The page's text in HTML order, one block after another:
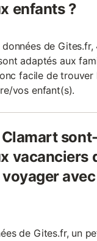
enfants ?
de Gites.fr,
adaptés aux
facile de trouver
vos enfant(s).
Clamart
vacanciers
de Gites.fr, un